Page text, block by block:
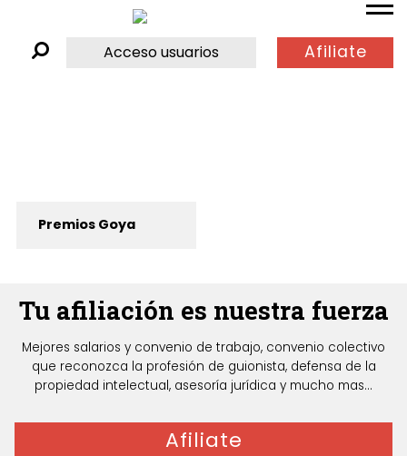
Acceso usuarios Afiliate
Premios Goya
Tu afiliación es nuestra fuerza
Mejores salarios y convenio de trabajo, convenio colectivo
que reconozca la profesión de guionista, defensa de la
propiedad intelectual, asesoría jurídica y mucho mas...
Afiliate